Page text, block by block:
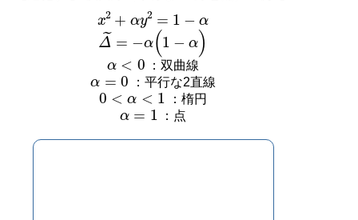
2 2= −α
Δ˜ ( −α
：双曲線
=0
：平行な2直線
0< α< 1
：楕円
α= 1
：点